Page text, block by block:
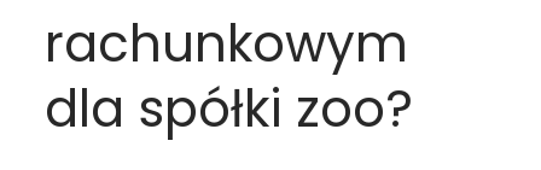
rachunkowym
dla spółki zoo?